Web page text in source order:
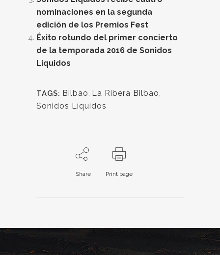
nominaciones en la segunda
edición de los Premios Fest
Éxito rotundo del primer concierto
de la temporada 2016 de Sonidos
Líquidos
TAGS: Bilbao, La Ribera Bilbao,
Sonidos Líquidos
Share Print page